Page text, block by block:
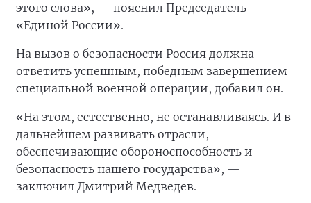
этого слова», — пояснил Председатель
«Единой России».
На вызов о безопасности Россия должна
ответить успешным, победным завершением
специальной военной операции, добавил он.
«На этом, естественно, не останавливаясь. И в
дальнейшем развивать отрасли,
обеспечивающие обороноспособность и
безопасность нашего государства», —
заключил Дмитрий Медведев.